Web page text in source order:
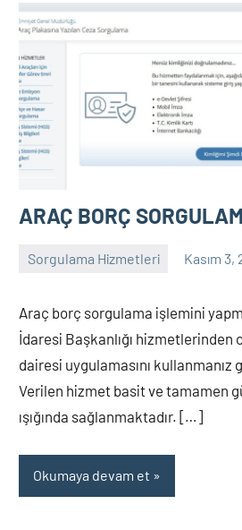
ARAÇ BORÇ
Sorgulama Hizmetleri Kasım 3,
sorgulama
Yorum
Araç borç sorgulama işlemini
İdaresi Başkanlığı hizmetlerinden
dairesi uygulamasını
Verilen hizmet basit ve tamamen
ışığında sağlanmaktadır. […]
Okumaya devam et